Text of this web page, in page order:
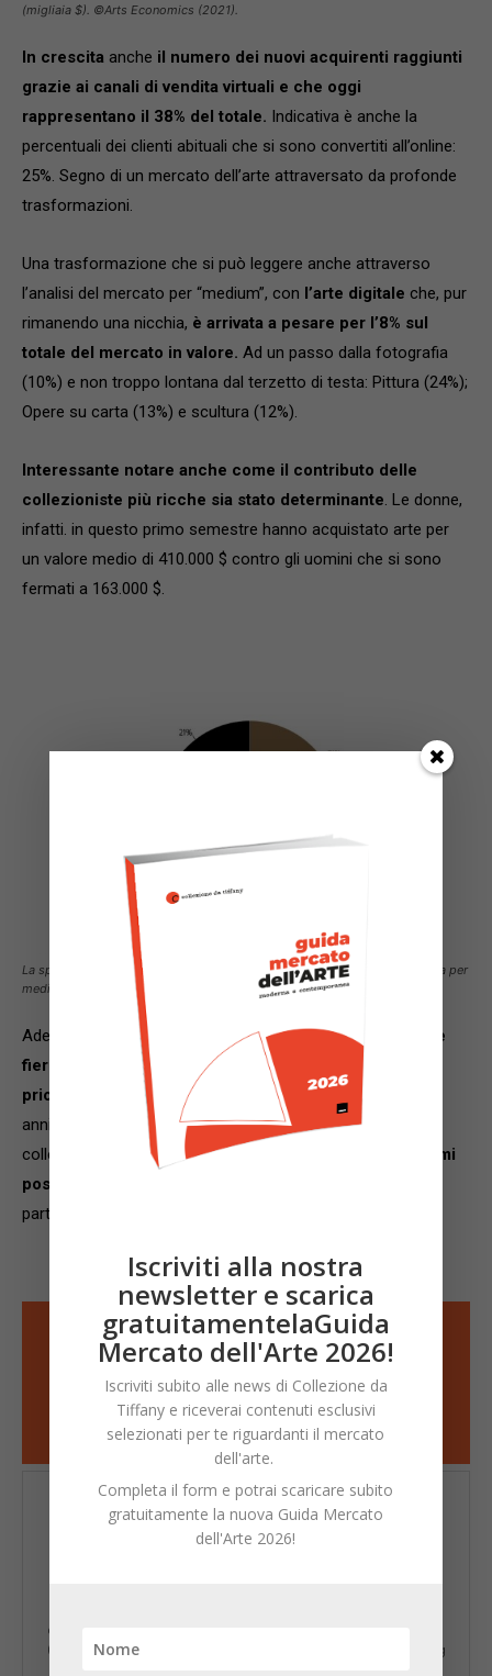
(migliaia $). ©Arts Economics (2021).
In crescita anche il numero dei nuovi acquirenti raggiunti
grazie ai canali di vendita virtuali e che oggi
rappresentano il 38% del totale. Indicativa è anche la
percentuali dei clienti abituali che si sono convertiti all’online:
25%. Segno di un mercato dell’arte attraversato da profonde
trasformazioni.
Una trasformazione che si può leggere anche attraverso
l’analisi del mercato per “medium”, con l’arte digitale che, pur
rimanendo una nicchia, è arrivata a pesare per l’8% sul
totale del mercato in valore. Ad un passo dalla fotografia
(10%) e non troppo lontana dal terzetto di testa: Pittura (24%);
Opere su carta (13%) e scultura (12%).
Interessante notare anche come il contributo delle
collezioniste più ricche sia stato determinante . Le donne,
infatti. in questo primo semestre hanno acquistato arte per
un valore medio di 410.000 $ contro gli uomini che si sono
fermati a 163.000 $.
La spesa del collezionista HNW in arte nel primo semestre 2021, suddivisa per
medium. © Arts Economics (2021)
Adesso gli occhi sono puntati al secondo semestre con
le
fiere d’arte
chetornano ad essere ai primi posti tra le
priorità dei galleristi di tutto il mondoper i prossimi tre
anni, assieme al consolidamento dei rapporti con i
collezionisti e la creazione di nuovi contatti. Rimane
ai primi
posti anche lo sviluppo dei canali di vendita online
partecipazione ad eventi virtuali.
Giornalista professionista e storico della critica d'arte, Nicola Maggi
(n. 1975) è l'ideatore e fondatore di Collezione da Tiffany il primo blog
Iscriviti alla nostra
newsletter e scarica
gratuitamentelaGuida
Mercato dell'Arte 2026!
Iscriviti subito alle news di Collezione da
Tiffany e riceverai contenuti esclusivi
selezionati per te riguardanti il mercato
dell'arte.
Completa il form e potrai scaricare subito
gratuitamente la nuova Guida Mercato
dell'Arte 2026!